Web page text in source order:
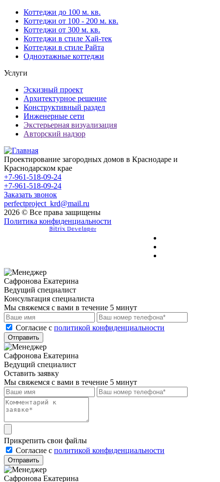
Коттеджи до 100 м. кв.
Коттеджи от 100 - 200 м. кв.
Коттеджи от 300 м. кв.
Коттеджи в стиле Хай-тек
Коттеджи в стиле Райта
Одноэтажные коттеджи
Услуги
Эскизный проект
Архитектурное решение
Конструктивный раздел
Инженерные сети
Экстерьерная визуализация
Авторский надзор
Проектирование загородных домов в Краснодаре и
Краснодарском крае
+7-961-518-09-24
+7-961-518-09-24
Заказать звонок
perfectproject_krd@mail.ru
2026 © Все права защищены
Политика конфиденциальности
𝔹𝕚𝕥𝕣𝕚𝕩 𝔻𝕖𝕧𝕖𝕝𝕠𝕡𝕖r
Сафронова Екатерина
Ведущий специалист
Консультация специалиста
Мы свяжемся с вами в течение 5 минут
Cогласие с политикой конфиденциальности
Отправить
Сафронова Екатерина
Ведущий специалист
Оставить заявку
Мы свяжемся с вами в течение 5 минут
Прикрепить свои файлы
Cогласие с политикой конфиденциальности
Отправить
Сафронова Екатерина